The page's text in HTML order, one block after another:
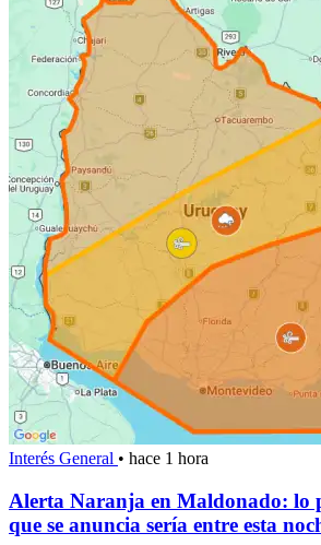
Interés General • hace 1 hora
Alerta Naranja en Maldonado: lo
que se anuncia sería entre esta